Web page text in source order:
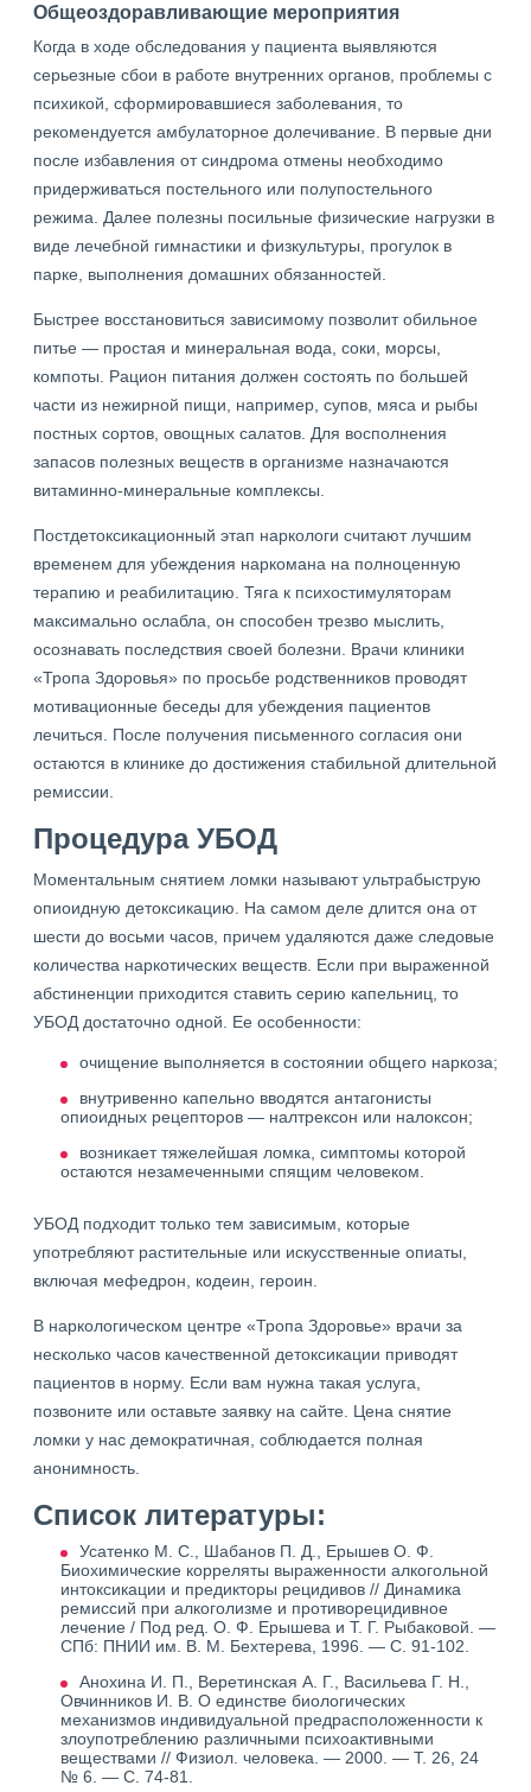
Общеоздоравливающие мероприятия
Когда в ходе обследования у пациента выявляются
серьезные сбои в работе внутренних органов, проблемы с
психикой, сформировавшиеся заболевания, то
рекомендуется амбулаторное долечивание. В первые дни
после избавления от синдрома отмены необходимо
придерживаться постельного или полупостельного
режима. Далее полезны посильные физические нагрузки в
виде лечебной гимнастики и физкультуры, прогулок в
парке, выполнения домашних обязанностей.
Быстрее восстановиться зависимому позволит обильное
питье — простая и минеральная вода, соки, морсы,
компоты. Рацион питания должен состоять по большей
части из нежирной пищи, например, супов, мяса и рыбы
постных сортов, овощных салатов. Для восполнения
запасов полезных веществ в организме назначаются
витаминно-минеральные комплексы.
Постдетоксикационный этап наркологи считают лучшим
временем для убеждения наркомана на полноценную
терапию и реабилитацию. Тяга к психостимуляторам
максимально ослабла, он способен трезво мыслить,
осознавать последствия своей болезни. Врачи клиники
«Тропа Здоровья» по просьбе родственников проводят
мотивационные беседы для убеждения пациентов
лечиться. После получения письменного согласия они
остаются в клинике до достижения стабильной длительной
ремиссии.
Процедура УБОД
Моментальным снятием ломки называют ультрабыструю
опиоидную детоксикацию. На самом деле длится она от
шести до восьми часов, причем удаляются даже следовые
количества наркотических веществ. Если при выраженной
абстиненции приходится ставить серию капельниц, то
УБОД достаточно одной. Ее особенности:
очищение выполняется в состоянии общего наркоза;
внутривенно капельно вводятся антагонисты
опиоидных рецепторов — налтрексон или налоксон;
возникает тяжелейшая ломка, симптомы которой
остаются незамеченными спящим человеком.
УБОД подходит только тем зависимым, которые
употребляют растительные или искусственные опиаты,
включая мефедрон, кодеин, героин.
В наркологическом центре «Тропа Здоровье» врачи за
несколько часов качественной детоксикации приводят
пациентов в норму. Если вам нужна такая услуга,
позвоните или оставьте заявку на сайте. Цена снятие
ломки у нас демократичная, соблюдается полная
анонимность.
Список литературы:
Усатенко М. С., Шабанов П. Д., Ерышев О. Ф.
Биохимические корреляты выраженности алкогольной
интоксикации и предикторы рецидивов // Динамика
ремиссий при алкоголизме и противорецидивное
лечение / Под ред. О. Ф. Ерышева и Т. Г. Рыбаковой. —
СПб: ПНИИ им. В. М. Бехтерева, 1996. — С. 91-102.
Анохина И. П., Веретинская А. Г., Васильева Г. Н.,
Овчинников И. В. О единстве биологических
механизмов индивидуальной предрасположенности к
злоупотреблению различными психоактивными
веществами // Физиол. человека. — 2000. — Т. 26, 24
№ 6. — С. 74-81.